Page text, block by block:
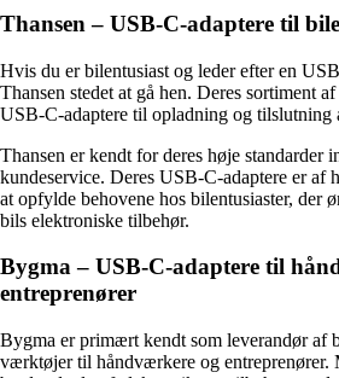
Thansen – USB-C-adaptere til
Hvis du er bilentusiast og leder efter en
Thansen stedet at gå hen. Deres sortiment
USB-C-adaptere til opladning og tilslutning
Thansen er kendt for deres høje standarder
kundeservice. Deres USB-C-adaptere er af
at opfylde behovene hos bilentusiaster, der
bils elektroniske tilbehør.
Bygma – USB-C-adaptere til
entreprenører
Bygma er primært kendt som leverandør af
værktøjer til håndværkere og entreprenører.